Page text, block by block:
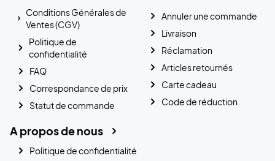
Conditions Générales de
Ventes (CGV)
Politique de
confidentialité
FAQ
Correspondance de prix
Statut de commande
Annuler une commande
Livraison
Réclamation
Articles retournés
Carte cadeau
Code de réduction
A propos de nous
Politique de confidentialité